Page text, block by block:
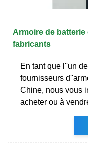
Armoire de
fabricants
En tant que l''un
fournisseurs
Chine, nous vous
acheter ou à